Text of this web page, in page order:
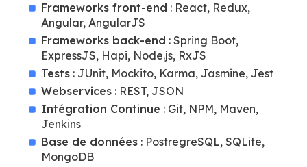
Frameworks front-end : React, Redux,
Angular, AngularJS
Frameworks back-end : Spring Boot,
ExpressJS, Hapi, Node.js, RxJS
Tests : JUnit, Mockito, Karma, Jasmine, Jest
Webservices : REST, JSON
Intégration Continue : Git, NPM, Maven,
Jenkins
Base de données : PostregreSQL, SQLite,
MongoDB